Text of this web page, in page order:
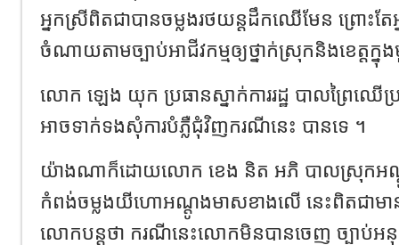
អ្នកស្រីពិតជាបានចម្លងរថយន្តដឹកឈើមែន ព្រោះ
ចំណាយតាមច្បាប់អាជីវកម្មឲ្យថ្នាក់ស្រុកនិងខេត្តក្
លោក ឡេង យុក ប្រធានស្នាក់ការរដ្ឋ បាលព្រៃឈ
អាចទាក់ទងសុំការបំភ្លឺជុំវិញករណីនេះ បានទេ ។
យ៉ាងណាក៏ដោយលោក ខេង និត អភិ បាលស្រុកអណ្
កំពង់ចម្លងយីហោអណ្តូងមាសខាងលើ នេះពិតជាមា
លោកបន្តថា ករណីនេះលោកមិនបានចេញ ច្បាប់អនុញ្